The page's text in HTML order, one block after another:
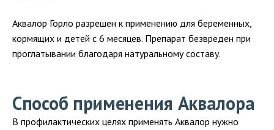
Аквалор Горло разрешен к применению для беременных,
кормящих и детей с 6 месяцев. Препарат безвреден при
проглатывании благодаря натуральному составу.
Способ применения Аквалора
В профилактических целях применять Аквалор нужно